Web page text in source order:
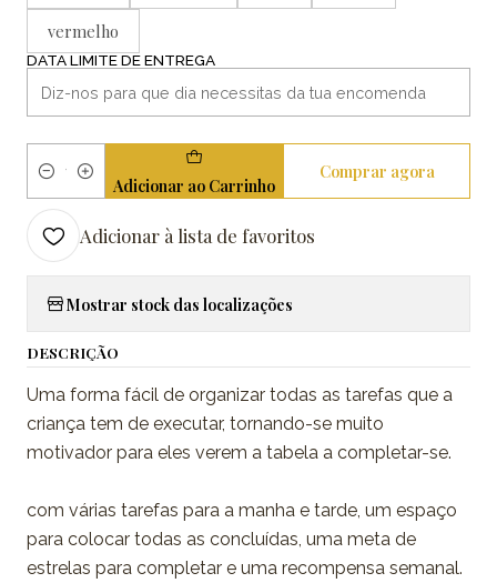
vermelho
DATA LIMITE DE ENTREGA
Quantidade Adicionar ao Carrinho
Comprar agora
Adicionar à lista de favoritos
Mostrar stock das localizações
DESCRIÇÃO
Uma forma fácil de organizar todas as tarefas que a
criança tem de executar, tornando-se muito
motivador para eles verem a tabela a completar-se.
com várias tarefas para a manha e tarde, um espaço
para colocar todas as concluídas, uma meta de
estrelas para completar e uma recompensa semanal.